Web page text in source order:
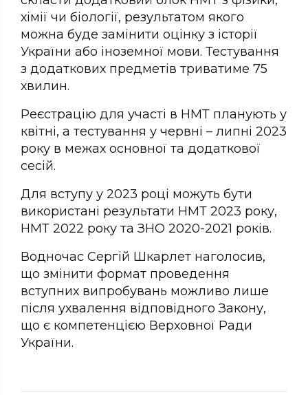
хімії чи біології, результатом якого
можна буде замінити оцінку з історії
України або іноземної мови. Тестування
з додаткових предметів триватиме 75
хвилин.
Реєстрацію для участі в НМТ планують у
квітні, а тестування у червні – липні 2023
року в межах основної та додаткової
сесій.
Для вступу у 2023 році можуть бути
використані результати НМТ 2023 року,
НМТ 2022 року та ЗНО 2020-2021 років.
Водночас Сергій Шкарлет наголосив,
що змінити формат проведення
вступних випробувань можливо лише
після ухвалення відповідного Закону,
що є компетенцією Верховної Ради
України.